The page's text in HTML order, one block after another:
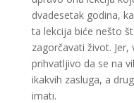
dvadesetak godina,
ta lekcija biće nešto
zagorčavati život.
prihvatljivo da se na
ikakvih zasluga, a
imati.